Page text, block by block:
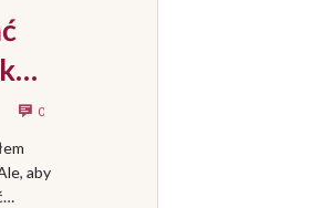
0
aby